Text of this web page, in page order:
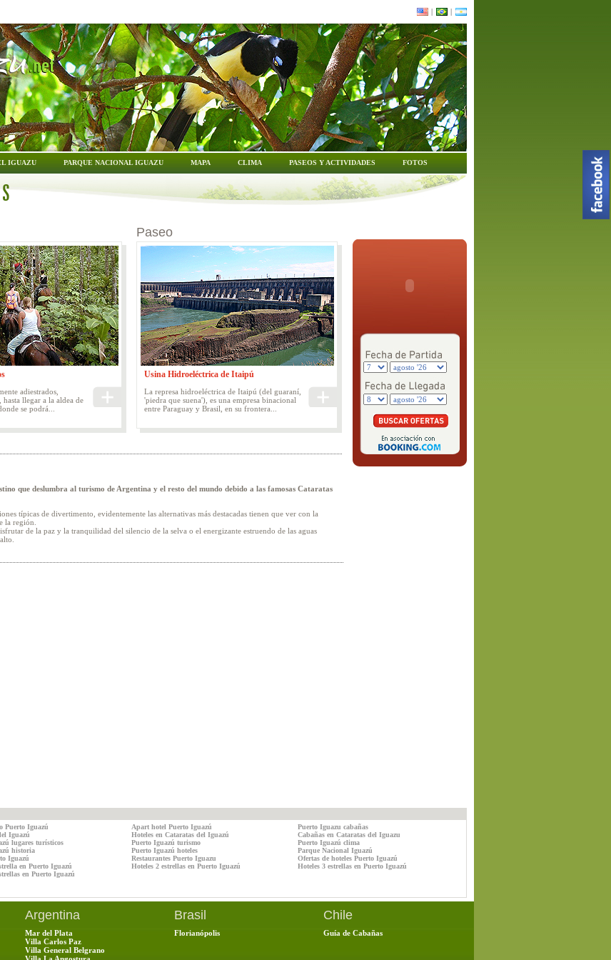
| |
IGUAZU PARQUE NACIONAL IGUAZU MAPA CLIMA PASEOS Y ACTIVIDADES FOTOS
adiestrados,
llegar a la aldea de
se podrá...
Paseo
Usina Hidroeléctrica de Itaipú
La represa hidroeléctrica de Itaipú (del guaraní,
'piedra que suena'), es una empresa binacional
entre Paraguay y Brasil, en su frontera...
que deslumbra al turismo de Argentina y el resto del mundo debido a las famosas Cataratas
típicas de divertimento, evidentemente las alternativas más destacadas tienen que ver con la
la región.
de la paz y la tranquilidad del silencio de la selva o el energizante estruendo de las aguas
Puerto Iguazú Apart hotel Puerto Iguazú
Puerto Iguazu cabañas
Iguazú Hoteles en Cataratas del Iguazú
Cabañas en Cataratas del Iguazu
lugares turísticos Puerto Iguazú turismo
Puerto Iguazú clima
historia Puerto Iguazú hoteles
Parque Nacional Iguazú
Iguazú Restaurantes Puerto Iguazu
Ofertas de hoteles Puerto Iguazú
en Puerto Iguazú Hoteles 2 estrellas en Puerto Iguazú
Hoteles 3 estrellas en Puerto Iguazú
en Puerto Iguazú
Argentina
Mar del Plata
Villa Carlos Paz
Villa General Belgrano
Brasil
Florianópolis
Chile
Guía de Cabañas